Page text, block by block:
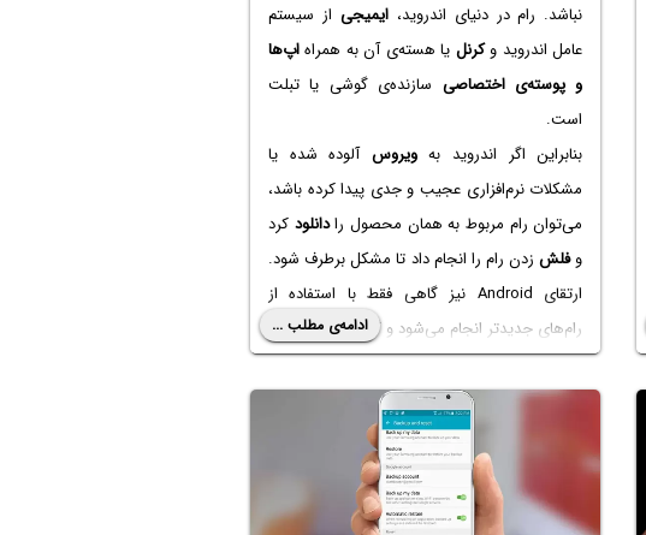
نباشد. رام در دنیای اندروید،ایمیجی از سیستم
عامل اندروید وکرنل یا هسته‌ی آن به همراهاپ‌ها
و پوسته‌ی اختصاصی سازنده‌ی گوشی یا تبلت
است.
بنابراین اگر اندروید بهویروس آلوده شده یا
مشکلات نرم‌افزاری عجیب و جدی پیدا کرده باشد،
می‌توان رام مربوط به همان محصول رادانلود کرد
وفلشزدن رام را انجام داد تا مشکل برطرف شود.
ارتقای Android نیز گاهی فقط با استفاده از
رام‌های جدیدتر انجام می‌شود و گاهی با استفاده از
گزینه‌یUpdateدر تنظیمات اندروید صورت
می‌گیرد.
در کنار رام اصلی می‌توان از رام‌های
حاصل تلاش جدی برنامه‌نویسان و توسعه‌دهندگان
مستقل است، استفاده کرد که مزایایی مثل سبک‌تر
ادامه‌ی مطلب ...